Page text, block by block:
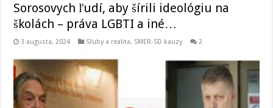
Sorosovych ľudí, aby šírili ideológiu na
školách – práva LGBTI a iné…
3 augusta, 2024 Sľuby a realita, SMER-SD kauzy 2